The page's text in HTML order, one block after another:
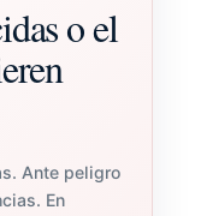
o el
Ante peligro
En